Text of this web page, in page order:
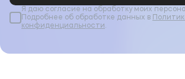
Я даю согласие на обработку моих
Подробнее об обработке данных в
конфиденциальности.